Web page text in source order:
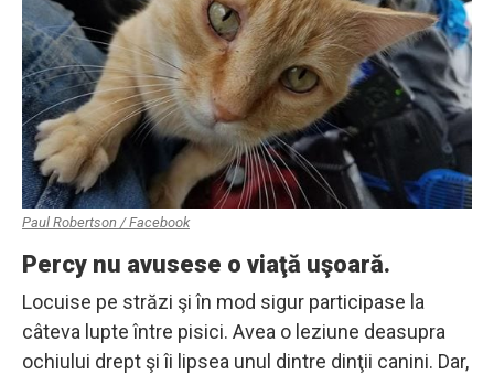
Paul Robertson / Facebook
Percy nu avusese o viaţă uşoară.
Locuise pe străzi şi în mod sigur participase la
câteva lupte între pisici. Avea o leziune deasupra
ochiului drept şi îi lipsea unul dintre dinţii canini. Dar,